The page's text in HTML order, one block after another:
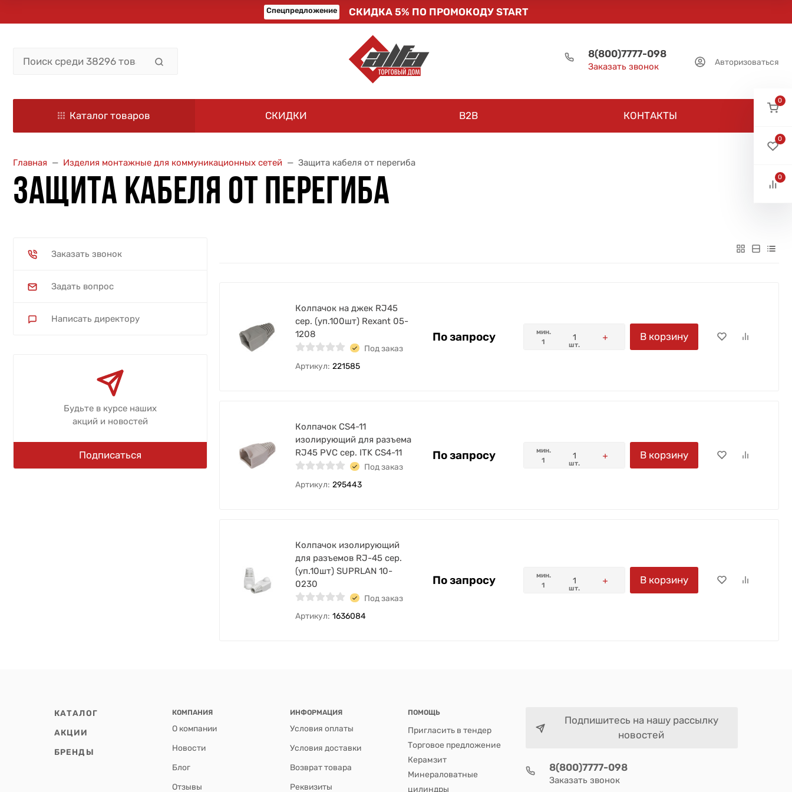
Спецпредложение СКИДКА 5% ПО ПРОМОКОДУ START
8(800)7777-098
Заказать звонок Авторизоваться
Каталог товаров СКИДКИ B2B КОНТАКТЫ
Главная Изделия монтажные для коммуникационных сетей Защита кабеля от перегиба
ЗАЩИТА КАБЕЛЯ ОТ ПЕРЕГИБА
Заказать звонок
Задать вопрос
Написать директору
Будьте в курсе наших
акций и новостей
Подписаться
Колпачок на джек RJ45
сер. (уп.100шт) Rexant 05-
1208
Под заказ
Артикул: 221585
По запросу
мин.
1
шт.
В корзину
Колпачок CS4-11
изолирующий для разъема
RJ45 PVC сер. ITK CS4-11
Под заказ
Артикул: 295443
По запросу
мин.
1
шт.
В корзину
Колпачок изолирующий
для разъемов RJ-45 сер.
(уп.10шт) SUPRLAN 10-
0230
Под заказ
Артикул: 1636084
По запросу
мин.
1
шт.
В корзину
КАТАЛОГ
АКЦИИ
БРЕНДЫ
КОМПАНИЯ
О компании
Новости
Блог
Отзывы
ИНФОРМАЦИЯ
Условия оплаты
Условия доставки
Возврат товара
Реквизиты
ПОМОЩЬ
Пригласить в тендер
Торговое предложение
Керамзит
Минераловатные
цилиндры
Подпишитесь на нашу рассылку
новостей
8(800)7777-098
Заказать звонок
0
0
0